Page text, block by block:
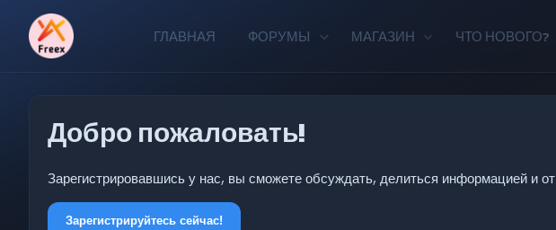
ГЛАВНАЯ ФОРУМЫ МАГАЗИН ЧТО НОВОГО?
Добро пожаловать!
Зарегистрировавшись у нас, вы сможете обсуждать, делиться информацией и
Зарегистрируйтесь сейчас!